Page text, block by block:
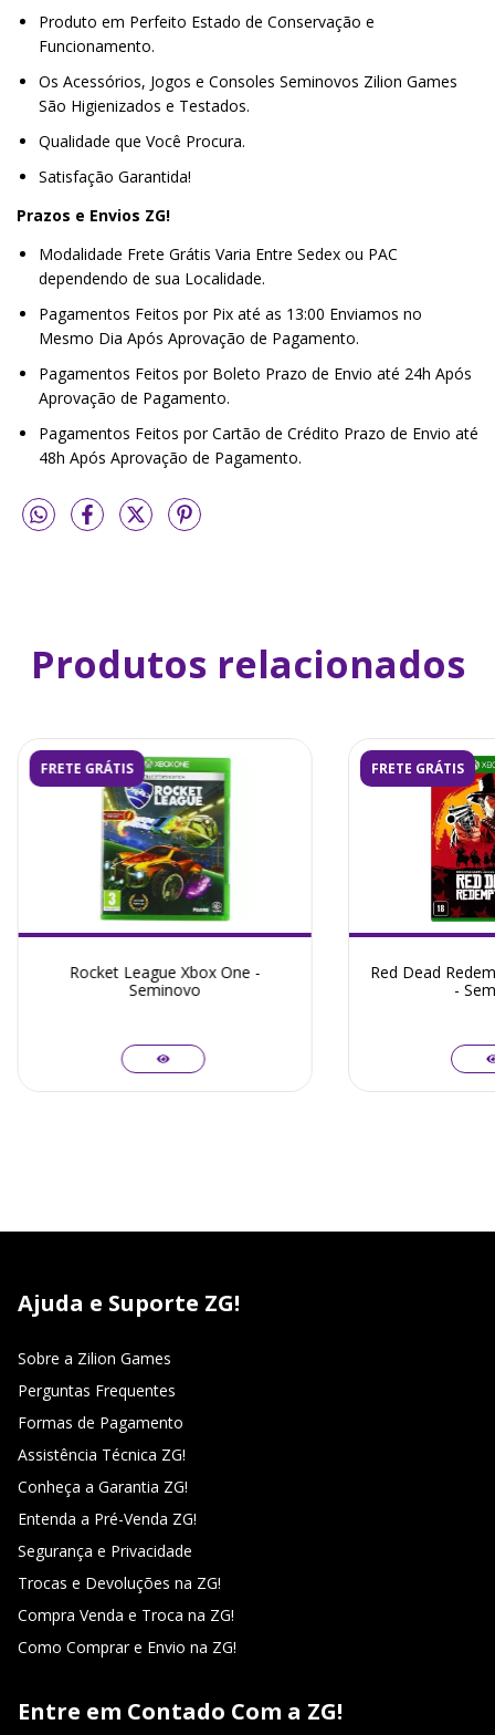
Produto em Perfeito Estado de Conservação e
Funcionamento.
Os Acessórios, Jogos e Consoles Seminovos Zilion Games
São Higienizados e Testados.
Qualidade que Você Procura.
Satisfação Garantida!
Prazos e Envios ZG!
Modalidade Frete Grátis Varia Entre Sedex ou PAC
dependendo de sua Localidade.
Pagamentos Feitos por Pix até as 13:00 Enviamos no
Mesmo Dia Após Aprovação de Pagamento.
Pagamentos Feitos por Boleto Prazo de Envio até 24h Após
Aprovação de Pagamento.
Pagamentos Feitos por Cartão de Crédito Prazo de Envio até
48h Após Aprovação de Pagamento.
Produtos relacionados
FRETE GRÁTIS
Rocket League Xbox One -
Seminovo
FRETE GRÁTIS
Red Dead
-
Ajuda e Suporte ZG!
Sobre a Zilion Games
Perguntas Frequentes
Formas de Pagamento
Assistência Técnica ZG!
Conheça a Garantia ZG!
Entenda a Pré-Venda ZG!
Segurança e Privacidade
Trocas e Devoluções na ZG!
Compra Venda e Troca na ZG!
Como Comprar e Envio na ZG!
Entre em Contado Com a ZG!